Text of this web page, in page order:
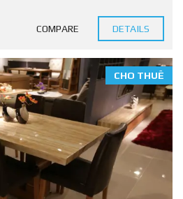
COMPARE DETAILS
CHO THUÊ